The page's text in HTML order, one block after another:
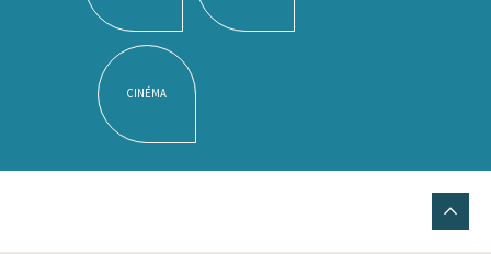
CINÉMA